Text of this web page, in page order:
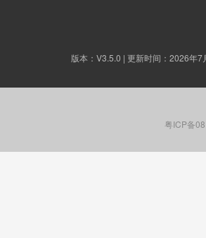
版本： V3.5.0 | 更新时间：2026年
粤ICP备